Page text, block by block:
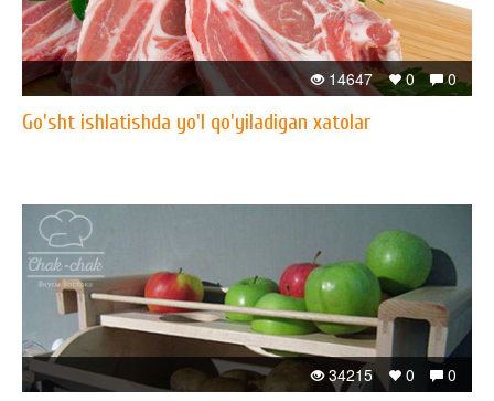
0
0
14647
Go'sht ishlatishda yo'l qo'yiladigan xatolar
0
0
34215